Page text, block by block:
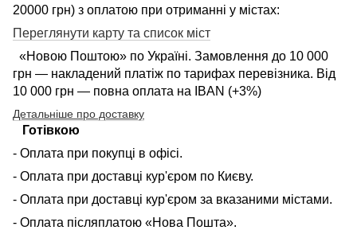
20000 грн) з оплатою при отриманні у містах:
Переглянути карту та список міст
«Новою Поштою» по Україні. Замовлення до 10 000
грн — накладений платіж по тарифах перевізника. Від
10 000 грн — повна оплата на IBAN (+3%)
Детальніше про доставку
Готівкою
- Оплата при покупці в офісі.
- Оплата при доставці кур'єром по Києву.
- Оплата при доставці кур'єром за вказаними містами.
- Оплата післяплатою «Нова Пошта».